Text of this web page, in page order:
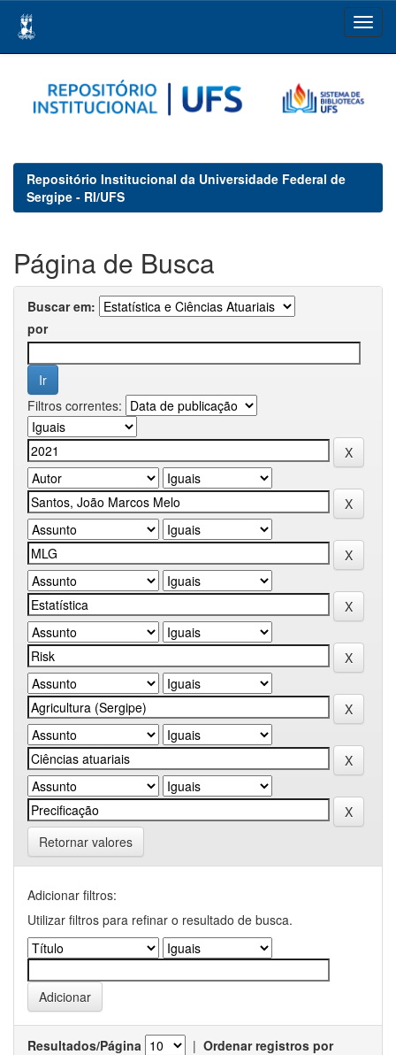
navigation
Repositório Institucional da Universidade Federal de
Sergipe - RI/UFS
Página de Busca
Buscar em:
por
Filtros correntes:
Retornar valores
Adicionar filtros:
Utilizar filtros para refinar o resultado de busca.
Resultados/Página | Ordenar registros por